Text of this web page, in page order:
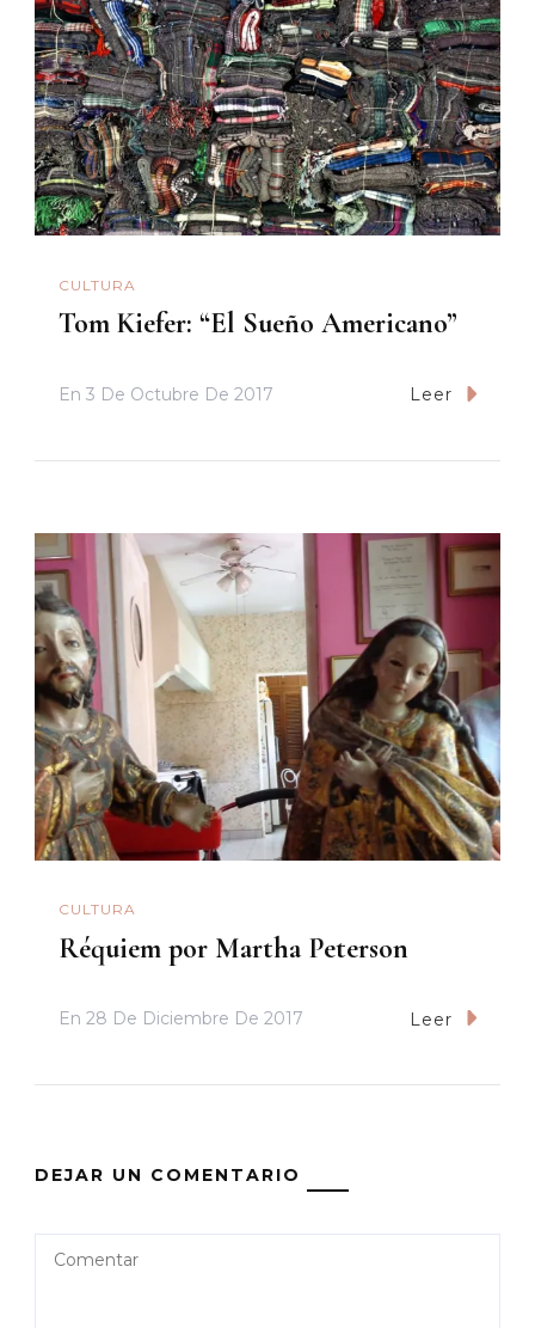
CULTURA
Tom Kiefer: “El Sueño Americano”
En 3 De Octubre De 2017 Leer
CULTURA
Réquiem por Martha Peterson
En 28 De Diciembre De 2017 Leer
DEJAR UN COMENTARIO